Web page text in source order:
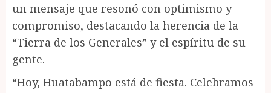
un mensaje que resonó con optimismo y
compromiso, destacando la herencia de la
“Tierra de los Generales” y el espíritu de su
gente.
“Hoy, Huatabampo está de fiesta. Celebramos